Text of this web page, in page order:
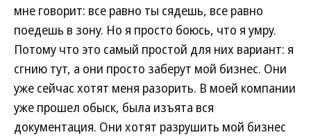
мне говорит: все равно ты сядешь, все равно
поедешь в зону. Но я просто боюсь, что я умру.
Потому что это самый простой для них вариант: я
сгнию тут, а они просто заберут мой бизнес. Они
уже сейчас хотят меня разорить. В моей компании
уже прошел обыск, была изъята вся
документация. Они хотят разрушить мой бизнес